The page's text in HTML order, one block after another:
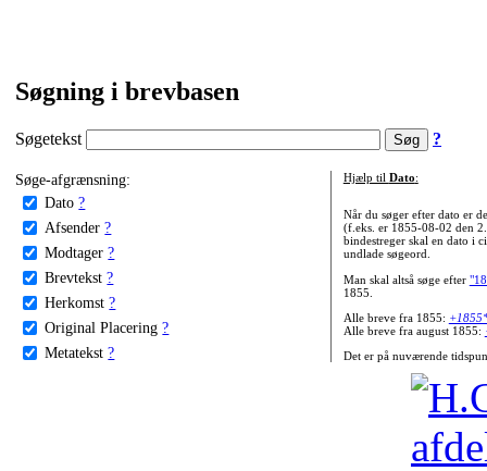
Søgning i brevbasen
Søgetekst ?
Søge-afgrænsning:
Dato ?
Afsender ?
Modtager ?
Brevtekst ?
Herkomst ?
Original Placering ?
Metatekst ?
Hjælp til Dato:
Når du søger efter dato er
(f.eks. er 1855-08-02 den
bindestreger skal en dato i
undlade søgeord.
Man skal altså søge efter
1855.
Alle breve fra 1855:
Alle breve fra august 1855:
Det er på nuværende